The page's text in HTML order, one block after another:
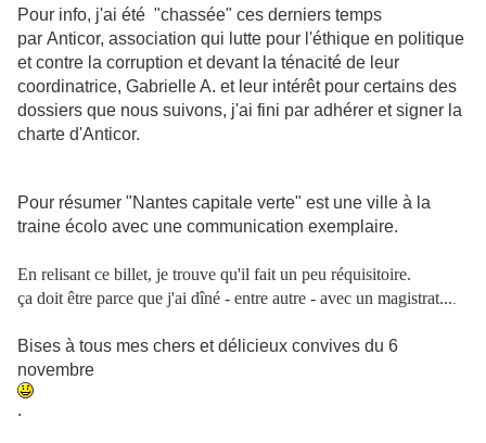
Pour info, j'ai été "chassée" ces derniers temps
par Anticor, association qui lutte pour l'éthique en politique
et contre la corruption et devant la ténacité de leur
coordinatrice, Gabrielle A. et leur intérêt pour certains des
dossiers que nous suivons, j'ai fini par adhérer et signer la
charte d'Anticor.
Pour résumer "Nantes capitale verte" est une ville à la
traine écolo avec une communication exemplaire.
En relisant ce billet, je trouve qu'il fait un peu réquisitoire.
ça doit être parce que j'ai dîné - entre autre - avec un magistrat...
Bises à tous mes chers et délicieux convives du 6
novembre
.